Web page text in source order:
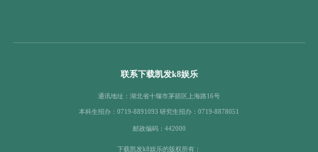
联系下载凯发k8娱乐
通讯地址：湖北省十堰市茅箭区上海路16号
本科生招办：0719-8891093 研究生招办：0719-8878051
邮政编码：442000
下载凯发k8娱乐的版权所有：